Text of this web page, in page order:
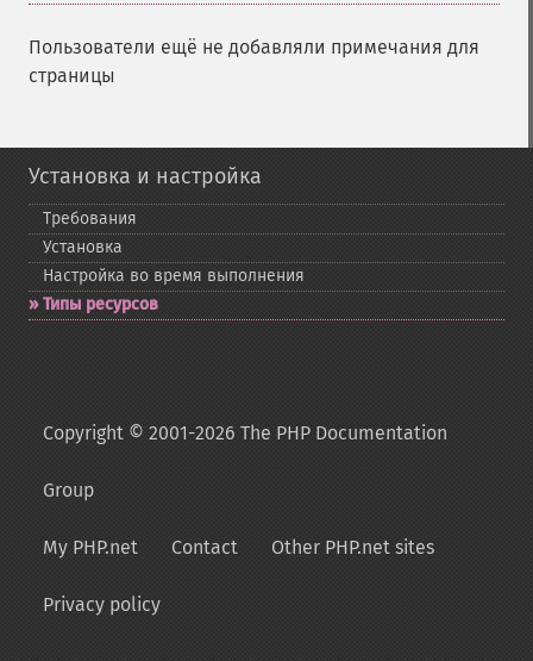
Пользователи ещё не добавляли примечания для
страницы
Установка и настройка
Требования
Установка
Настройка во время выполнения
Типы ресурсов
Copyright © 2001-2026 The PHP Documentation
Group
My PHP.net Contact Other PHP.net sites
Privacy policy